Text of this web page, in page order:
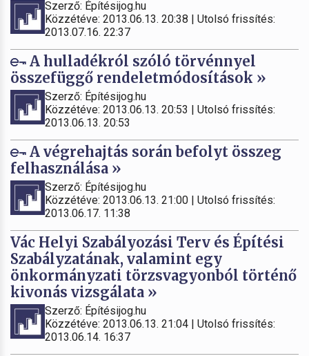
Szerző: Építésijog.hu
Közzétéve: 2013.06.13. 20:38 | Utolsó frissítés:
2013.07.16. 22:37
A hulladékról szóló törvénnyel
összefüggő rendeletmódosítások »
Szerző: Építésijog.hu
Közzétéve: 2013.06.13. 20:53 | Utolsó frissítés:
2013.06.13. 20:53
A végrehajtás során befolyt összeg
felhasználása »
Szerző: Építésijog.hu
Közzétéve: 2013.06.13. 21:00 | Utolsó frissítés:
2013.06.17. 11:38
Vác Helyi Szabályozási Terv és Építési
Szabályzatának, valamint egy
önkormányzati törzsvagyonból történő
kivonás vizsgálata »
Szerző: Építésijog.hu
Közzétéve: 2013.06.13. 21:04 | Utolsó frissítés:
2013.06.14. 16:37